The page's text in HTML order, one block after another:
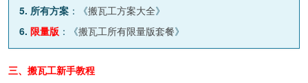
5. 所有方案 ：《搬瓦工方案大全》
6. 限量版 ：《搬瓦工所有限量版套餐》
三、搬瓦工新手教程